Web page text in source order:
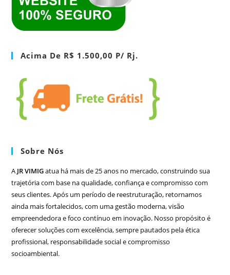
Acima De R$ 1.500,00 P/ Rj.
Sobre Nós
A JR VIMIGatua há mais de 25 anos no mercado, construindo sua
trajetória com base na qualidade, confiança e compromisso com
seus clientes. Após um período de reestruturação, retornamos
ainda mais fortalecidos, com uma gestão moderna, visão
empreendedora e foco contínuo em inovação. Nosso propósito é
oferecer soluções com excelência, sempre pautados pela ética
profissional, responsabilidade social e compromisso
socioambiental.